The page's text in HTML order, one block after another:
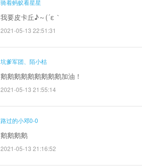
骑着蚂蚁看星星
我要皮卡丘♪～(´ε｀
2021-05-13 22:51:31
坑爹军团、陌小枯
鹅鹅鹅鹅鹅鹅鹅鹅鹅加油！
2021-05-13 21:55:14
路过的小邓0-0
鹅鹅鹅鹅
2021-05-13 21:16:52